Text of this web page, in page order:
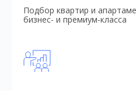
Подбор квартир и
бизнес- и премиум-класса